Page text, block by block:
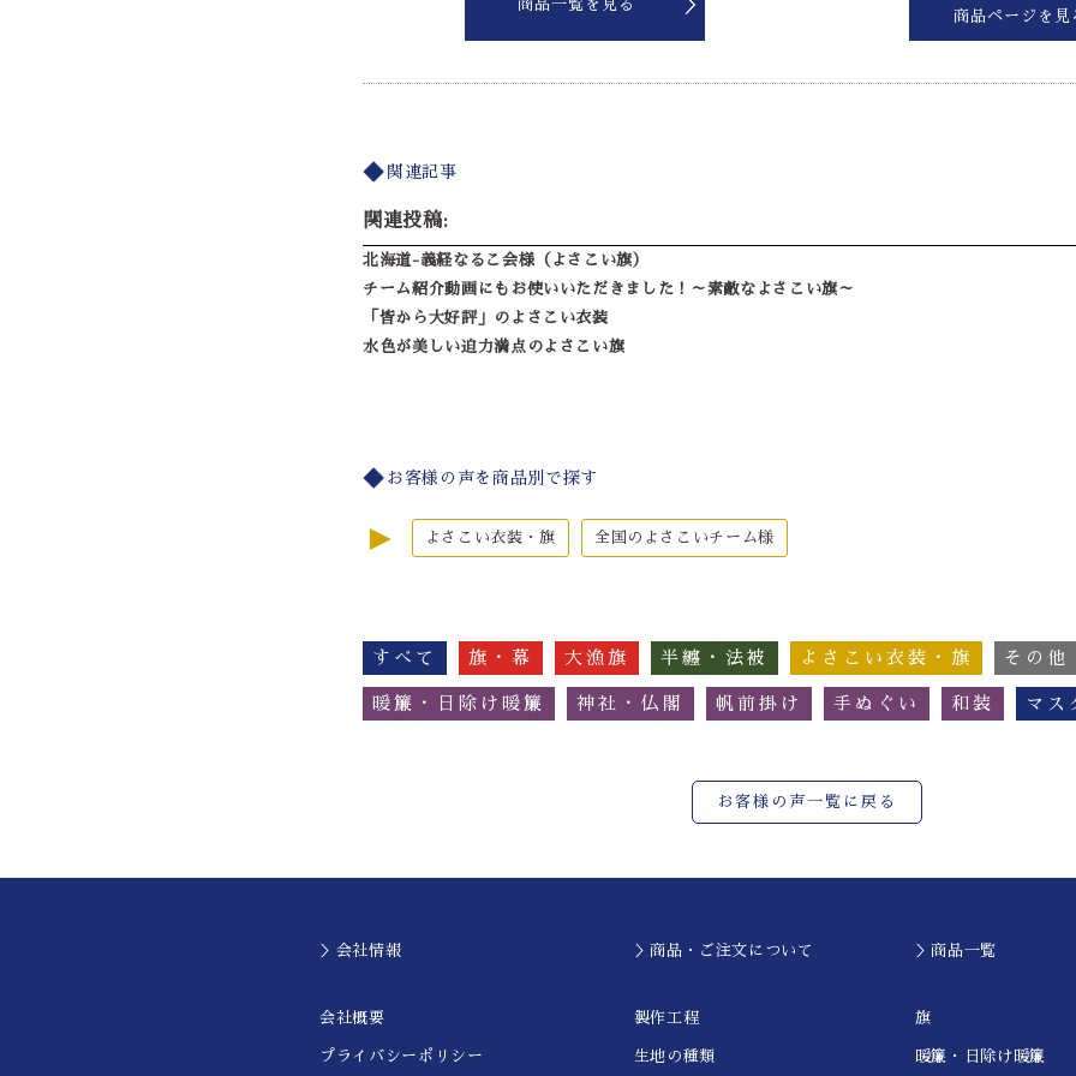
商品一覧を見る
商品ページを見
関連記事
関連投稿:
北海道-義経なるこ会様（よさこい旗）
チーム紹介動画にもお使いいただきました！～素敵なよさこい旗～
「皆から大好評」のよさこい衣装
水色が美しい迫力満点のよさこい旗
お客様の声を商品別で探す
► よさこい衣装・旗 全国のよさこいチーム様
すべて 旗・幕 大漁旗 半纏・法被 よさこい衣装・旗 その他
暖簾・日除け暖簾 神社・仏閣 帆前掛け 手ぬぐい 和装 マス
お客様の声一覧に戻る
＞会社情報
会社概要
プライバシーポリシー
＞商品・ご注文について
製作工程
生地の種類
＞商品一覧
旗
暖簾・日除け暖簾